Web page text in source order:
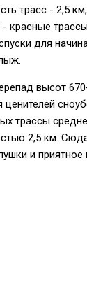
трасс - 2,5
красные
для
высот
трассы
2,5 км.
и